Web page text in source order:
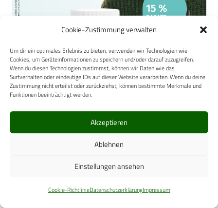
Cookie-Zustimmung verwalten
Um dir ein optimales Erlebnis zu bieten, verwenden wir Technologien wie
Cookies, um Geräteinformationen zu speichern und/oder darauf zuzugreifen.
Wenn du diesen Technologien zustimmst, können wir Daten wie das
Surfverhalten oder eindeutige IDs auf dieser Website verarbeiten. Wenn du deine
Zustimmung nicht erteilst oder zurückziehst, können bestimmte Merkmale und
Funktionen beeinträchtigt werden.
Akzeptieren
Ablehnen
Einstellungen ansehen
Cookie-RichtlinieDatenschutzerklärungImpressum